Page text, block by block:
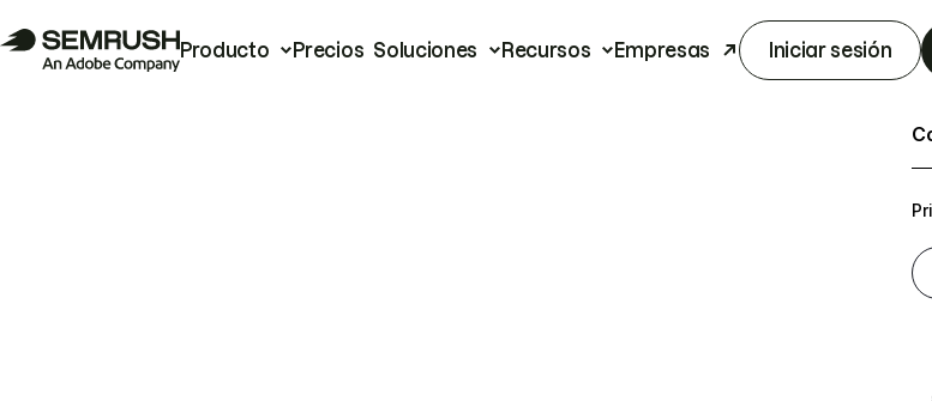
Producto Precios Soluciones Recursos Empresas Iniciar sesión